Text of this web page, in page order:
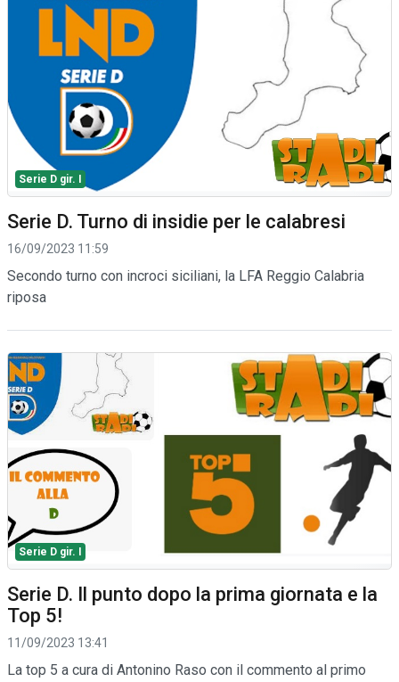
Serie D gir. I
Serie D. Turno di insidie per le calabresi
16/09/2023 11:59
Secondo turno con incroci siciliani, la LFA Reggio Calabria
riposa
Serie D gir. I
Serie D. Il punto dopo la prima giornata e la
Top 5!
11/09/2023 13:41
La top 5 a cura di Antonino Raso con il commento al primo